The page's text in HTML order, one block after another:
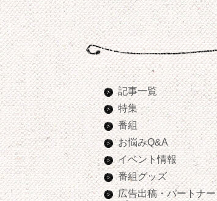
記事一覧
特集
番組
お悩みQ&A
イベント情報
番組グッズ
広告出稿・パートナ